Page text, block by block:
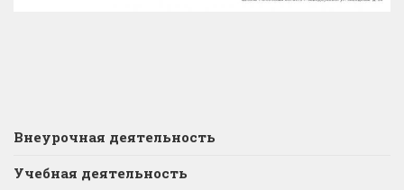
Внеурочная деятельность
Учебная деятельность